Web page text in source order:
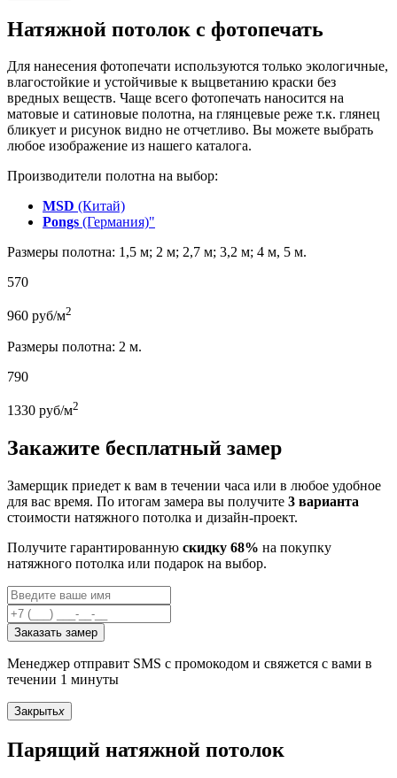
Натяжной потолок с фотопечать
Для нанесения фотопечати используются только экологичные,
влагостойкие и устойчивые к выцветанию краски без
вредных веществ. Чаще всего фотопечать наносится на
матовые и сатиновые полотна, на глянцевые реже т.к. глянец
бликует и рисунок видно не отчетливо. Вы можете выбрать
любое изображение из нашего каталога.
Производители полотна на выбор:
MSD (Китай)
Pongs (Германия)"
Размеры полотна: 1,5 м; 2 м; 2,7 м; 3,2 м; 4 м, 5 м.
570
960 руб/м2
Размеры полотна: 2 м.
790
1330 руб/м2
Закажите бесплатный замер
Замерщик приедет к вам в течении часа или в любое удобное
для вас время. По итогам замера вы получите 3 варианта
стоимости натяжного потолка и дизайн-проект.
Получите гарантированную скидку 68% на покупку
натяжного потолка или подарок на выбор.
Заказать замер
Менеджер отправит SMS с промокодом и свяжется с вами в
течении 1 минуты
Закрытьx
Парящий натяжной потолок